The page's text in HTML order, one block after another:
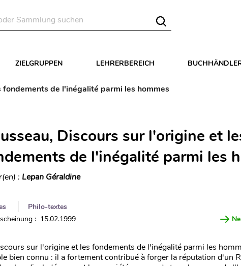
ZIELGRUPPEN LEHRERBEREICH
fondements de l'inégalité parmi les hommes
Discours sur l'origine et
de l'inégalité parmi les
: Lepan Géraldine
Philo-textes
: 15.02.1999
sur l'origine et les fondements de l'inégalité parmi les
bien connu : il a fortement contribué à forger la réputation d'un